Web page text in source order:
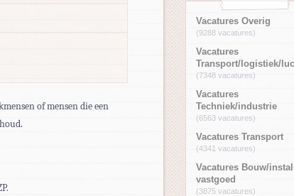
of mensen die een
Vacatures Overig
(9288 vacatures)
Vacatures
Transport/logistiek/
(7348 vacatures)
Vacatures
Techniek/industrie
(6563 vacatures)
Vacatures Transport
(4341 vacatures)
Vacatures Bouw/
vastgoed
(3875 vacatures)